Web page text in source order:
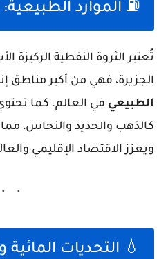
⛽ الموارد
تُعتبر الثروة النفطية
الجزيرة، فهي من أكبر مناطق
الطبيعي في العالم. كما
كالذهب والحديد والنحاس،
ويعزز الاقتصاد الإقليمي
💧 التحديات المائية